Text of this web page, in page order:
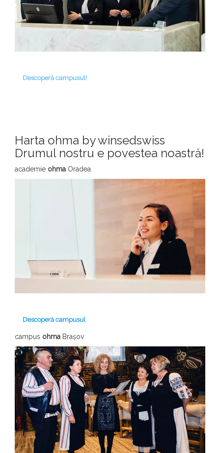
Descoperă campusul!
Harta ohma by winsedswiss
Drumul nostru e povestea noastră!
academie ohma Oradea
Descoperă campusul
campus ohma Brașov